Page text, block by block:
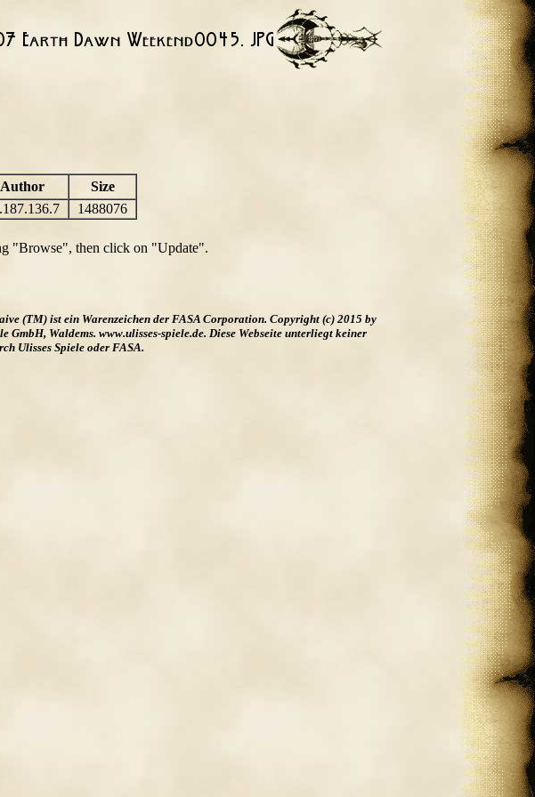
Author
Size
1488076
"Browse", then click on "Update".
(TM) ist ein Warenzeichen der FASA Corporation. Copyright (c) 2015 by
Waldems. www.ulisses-spiele.de. Diese Webseite unterliegt keiner
Ulisses Spiele oder FASA.